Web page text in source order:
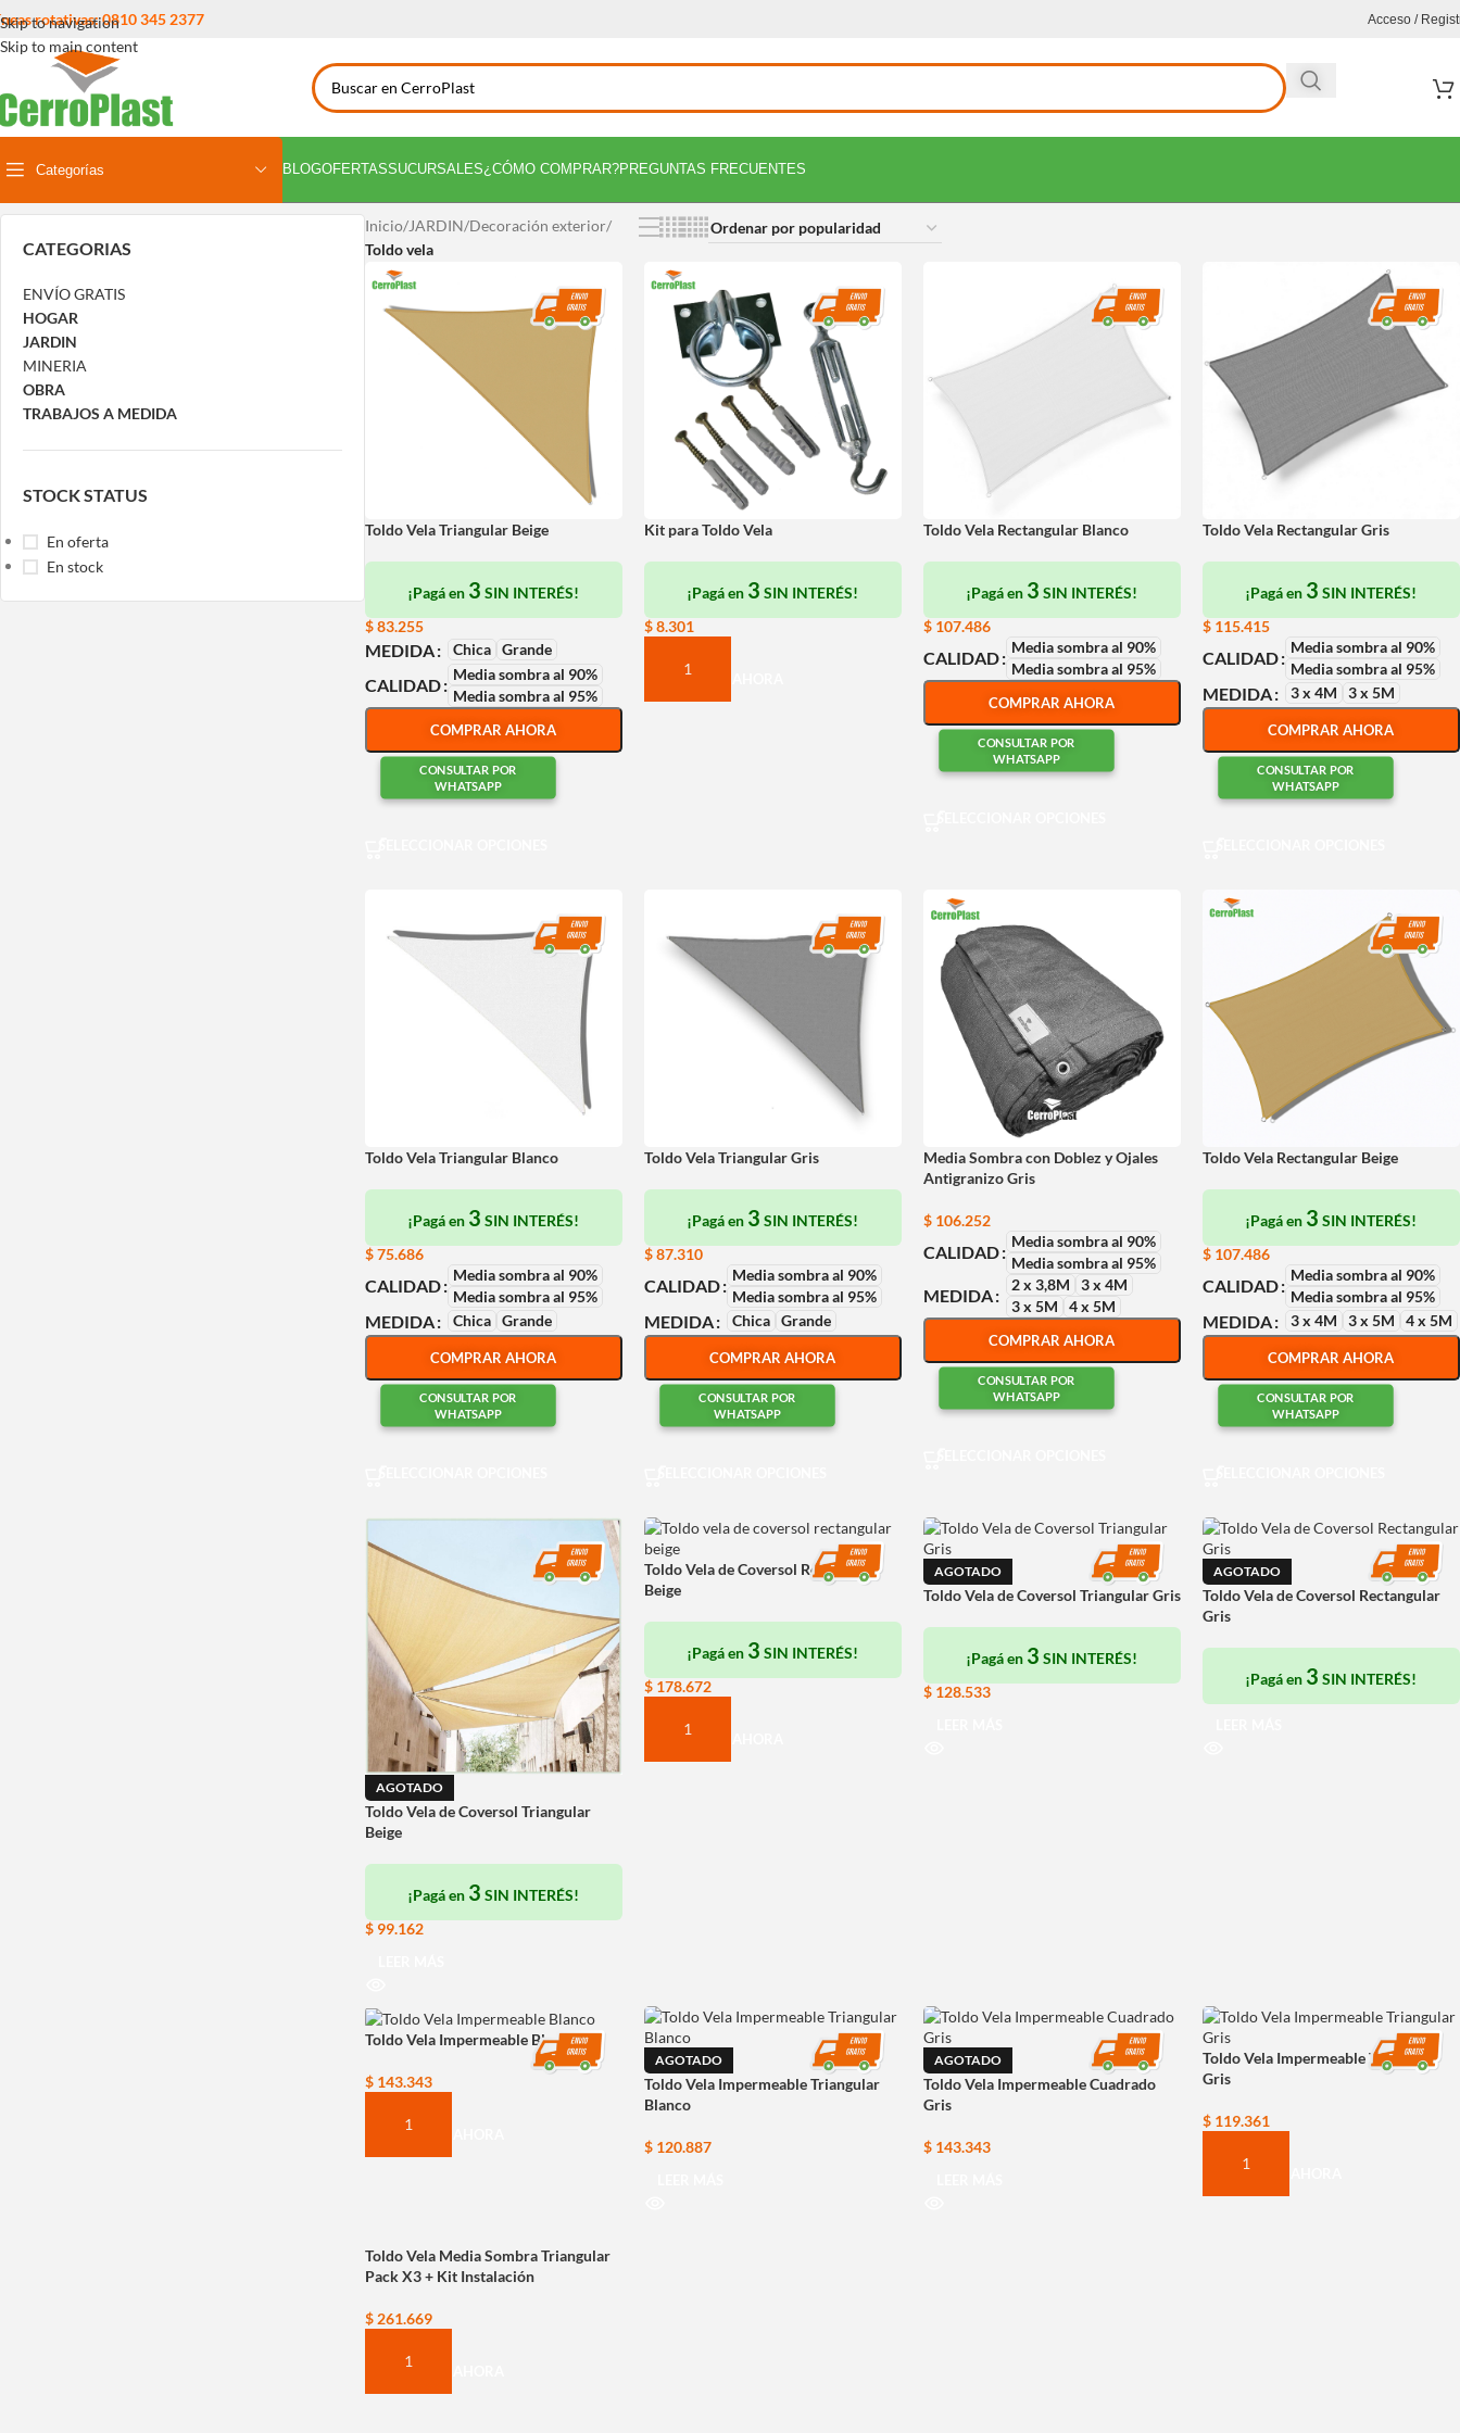
Skip to navigation
Skip to main content
rotativas: 0810 345 2377 Acceso /
Categorías BLOGOFERTASSUCURSALES¿CÓMO COMPRAR?PREGUNTAS FRECUENTES
CATEGORIAS
ENVÍO GRATIS
HOGAR
JARDIN
MINERIA
OBRA
TRABAJOS A MEDIDA
STOCK STATUS
En oferta
En stock
Inicio/JARDIN/Decoración exterior/
Toldo vela
Toldo Vela Triangular Beige
¡Pagá en 3 SIN INTERÉS!
$83.255
MEDIDA Chica Grande
CALIDAD
Media sombra al 90%
Media sombra al 95%
COMPRAR AHORA
CONSULTAR POR
WHATSAPP
Kit para Toldo Vela
¡Pagá en 3 SIN INTERÉS!
$8.301
COMPRAR AHORA
Toldo Vela Rectangular Blanco
¡Pagá en 3 SIN INTERÉS!
$107.486
CALIDAD
Media sombra al 90%
Media sombra al 95%
COMPRAR AHORA
CONSULTAR POR
WHATSAPP
Toldo Vela Rectangular Gris
¡Pagá en 3 SIN INTERÉS!
$115.415
CALIDAD
Media sombra al 90%
Media sombra al 95%
MEDIDA 3 x 4M 3 x 5M
COMPRAR AHORA
CONSULTAR POR
WHATSAPP
Toldo Vela Triangular Blanco
¡Pagá en 3 SIN INTERÉS!
$75.686
CALIDAD
Media sombra al 90%
Media sombra al 95%
MEDIDA Chica Grande
COMPRAR AHORA
CONSULTAR POR
WHATSAPP
Toldo Vela Triangular Gris
¡Pagá en 3 SIN INTERÉS!
$87.310
CALIDAD
Media sombra al 90%
Media sombra al 95%
MEDIDA Chica Grande
COMPRAR AHORA
CONSULTAR POR
WHATSAPP
Media Sombra con Doblez y Ojales
Antigranizo Gris
$106.252
CALIDAD
Media sombra al 90%
Media sombra al 95%
MEDIDA
2 x 3,8M
3 x 4M
3 x 5M
4 x 5M
COMPRAR AHORA
CONSULTAR POR
WHATSAPP
Toldo Vela Rectangular Beige
¡Pagá en 3 SIN INTERÉS!
$107.486
CALIDAD
Media sombra al 90%
Media sombra al 95%
MEDIDA 3 x 4M 3 x 5M 4 x 5M
COMPRAR AHORA
CONSULTAR POR
WHATSAPP
AGOTADO
Toldo Vela de Coversol Triangular
Beige
¡Pagá en 3 SIN INTERÉS!
$99.162
Toldo Vela de Coversol Rectangular
Beige
¡Pagá en 3 SIN INTERÉS!
$178.672
COMPRAR AHORA
AGOTADO
Toldo Vela de Coversol Triangular Gris
¡Pagá en 3 SIN INTERÉS!
$128.533
AGOTADO
Toldo Vela de Coversol Rectangular
Gris
¡Pagá en 3 SIN INTERÉS!
Toldo Vela Impermeable Blanco
$143.343
COMPRAR AHORA
AGOTADO
Toldo Vela Impermeable Triangular
Blanco
$120.887
AGOTADO
Toldo Vela Impermeable Cuadrado
Gris
$143.343
Toldo Vela Impermeable Triangular
Gris
$119.361
COMPRAR AHORA
Toldo Vela Media Sombra Triangular
Pack X3 + Kit Instalación
$261.669
COMPRAR AHORA